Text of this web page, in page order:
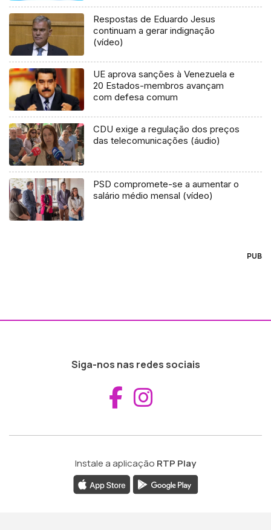
Respostas de Eduardo Jesus
continuam a gerar indignação
(vídeo)
UE aprova sanções à Venezuela e
20 Estados-membros avançam
com defesa comum
CDU exige a regulação dos preços
das telecomunicações (áudio)
PSD compromete-se a aumentar o
salário médio mensal (vídeo)
PUB
Siga-nos nas redes sociais
Aceder ao
Instale a aplicação RTP Play